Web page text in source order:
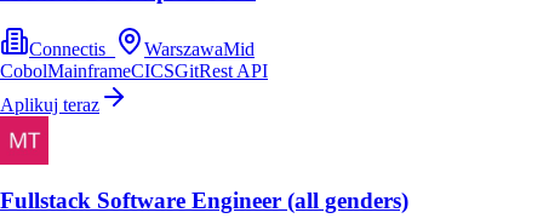
Connectis_ WarszawaMid
CobolMainframeCICSGitRest API
Aplikuj teraz
Fullstack Software Engineer (all genders)